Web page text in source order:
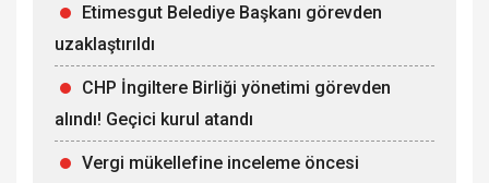
Etimesgut Belediye Başkanı görevden
uzaklaştırıldı
CHP İngiltere Birliği yönetimi görevden
alındı! Geçici kurul atandı
Vergi mükellefine inceleme öncesi